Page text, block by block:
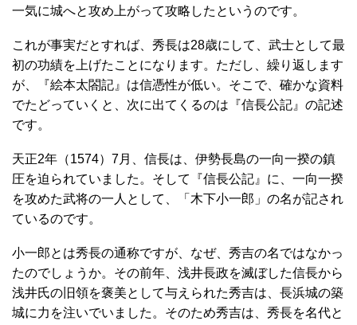
一気に城へと攻め上がって攻略したというのです。
これが事実だとすれば、秀長は28歳にして、武士として最
初の功績を上げたことになります。ただし、繰り返します
が、『絵本太閤記』は信憑性が低い。そこで、確かな資料
でたどっていくと、次に出てくるのは『信長公記』の記述
です。
天正2年（1574）7月、信長は、伊勢長島の一向一揆の鎮
圧を迫られていました。そして『信長公記』に、一向一揆
を攻めた武将の一人として、「木下小一郎」の名が記され
ているのです。
小一郎とは秀長の通称ですが、なぜ、秀吉の名ではなかっ
たのでしょうか。その前年、浅井長政を滅ぼした信長から
浅井氏の旧領を褒美として与えられた秀吉は、長浜城の築
城に力を注いでいました。そのため秀吉は、秀長を名代と